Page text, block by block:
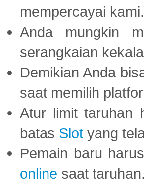
mempercayai kami.
Anda mungkin
serangkaian
Demikian Anda
saat memilih
Atur limit taruhan
batas Slot yang
Pemain baru
online saat taruhan.